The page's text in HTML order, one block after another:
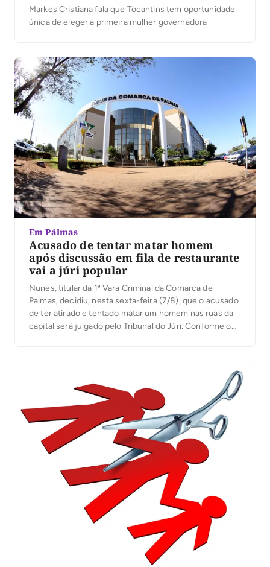
Markes Cristiana fala que Tocantins tem oportunidade
única de eleger a primeira mulher governadora
Em Pálmas
Acusado de tentar matar homem
após discussão em fila de restaurante
vai a júri popular
Nunes, titular da 1ª Vara Criminal da Comarca de
Palmas, decidiu, nesta sexta-feira (7/8), que o acusado
de ter atirado e tentado matar um homem nas ruas da
capital será julgado pelo Tribunal do Júri. Conforme o